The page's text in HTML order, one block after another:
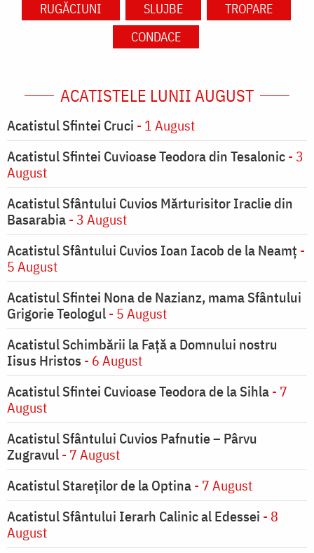
RUGĂCIUNI
SLUJBE
TROPARE
CONDACE
ACATISTELE LUNII AUGUST
Acatistul Sfintei Cruci - 1 August
Acatistul Sfintei Cuvioase Teodora din Tesalonic- 3
August
Acatistul Sfântului Cuvios Mărturisitor Iraclie din
Basarabia- 3 August
Acatistul Sfântului Cuvios Ioan Iacob de la Neamț -
5 August
Acatistul Sfintei Nona de Nazianz, mama Sfântului
Grigorie Teologul- 5 August
Acatistul Schimbării la Faţă a Domnului nostru
Iisus Hristos - 6 August
Acatistul Sfintei Cuvioase Teodora de la Sihla- 7
August
Acatistul Sfântului Cuvios Pafnutie – Pârvu
Zugravul- 7 August
Acatistul Stareţilor de la Optina- 7 August
Acatistul Sfântului Ierarh Calinic al Edessei - 8
August